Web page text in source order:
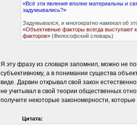
«Всё эти явления вполне материальны и
задумывались?»
Задумывался, и многократно намекал об
«Объективные факторы всегда выступают
факторов» (Философский словарь)
Я эту фразу из словаря запомнил, можно не
субъективному, а в понимании существа
виде. Дарвин открывал свой закон
не учитывал в свой теории общественных
получите некоторые закономерности,
Цитата: